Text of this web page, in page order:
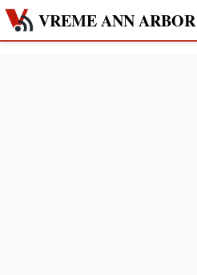
VREME ANN ARBOR